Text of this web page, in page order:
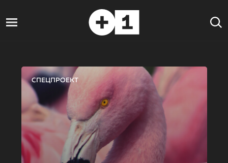
СПЕЦПРОЕКТ